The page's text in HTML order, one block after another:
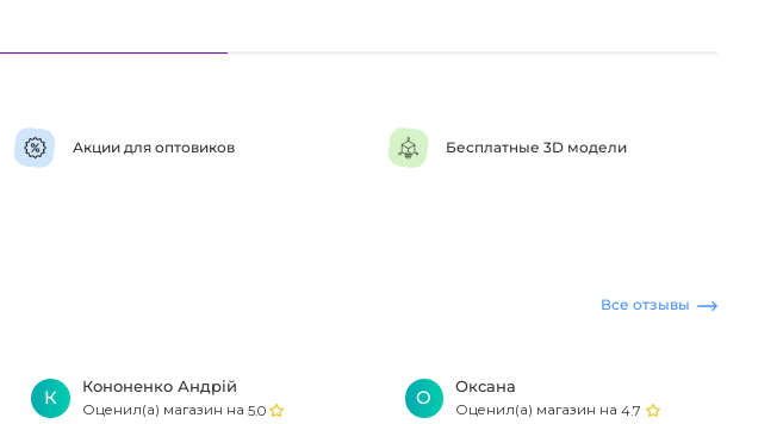
Акции для оптовиков Бесплатные 3D модели
Все отзывы
К
Кононенко Андрій
Оценил(а) магазин на 5.0
О
Оксана
Оценил(а) магазин на4.7